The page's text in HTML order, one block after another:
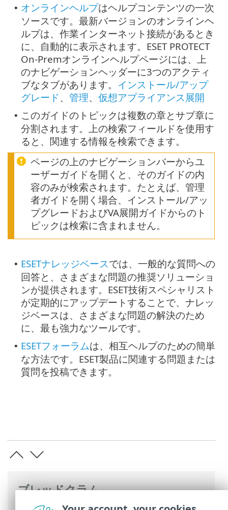
ブレッドクラム
• オンラインヘルプはヘルプコンテンツの一次
ソースです。最新バージョンのオンラインヘ
ルプは、作業インターネット接続があるとき
に、自動的に表示されます。ESET PROTECT
On-Premオンラインヘルプページには、上
のナビゲーションヘッダーに3つのアクティ
ブなタブがあります。 インストール/アップ
グレード、 管理、 仮想アプライアンス展開
• このガイドのトピックは複数の章とサブ章に
分割されます。上の検索フィールドを使用す
ると、関連する情報を検索できます。
ページの上のナビゲーションバーからユ
ーザーガイドを開くと、そのガイドの内
容のみが検索されます。たとえば、管理
者ガイドを開く場合、インストール/アッ
プグレードおよびVA展開ガイドからのト
ピックは検索に含まれません。
• ESETナレッジベースでは、一般的な質問への
回答と、さまざまな問題の推奨ソリューショ
ンが提供されます。ESET技術スペシャリスト
が定期的にアップデートすることで、ナレッ
ジベースは、さまざまな問題の解決のため
に、最も強力なツールです。
• ESETフォーラムは、相互ヘルプのための簡単
な方法です。ESET製品に関連する問題または
質問を投稿できます。